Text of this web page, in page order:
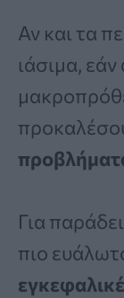
Αν και τα
ιάσιμα,
Για
πιο